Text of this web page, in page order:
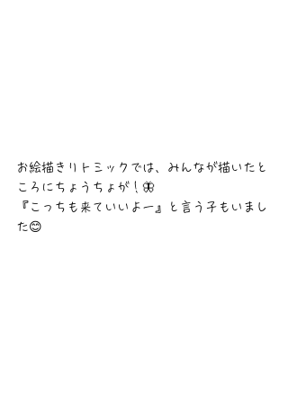
お絵描きリトミックでは、みんなが描いたと
ころにちょうちょが！🦋
『こっちも来ていいよー』と言う子もいまし
た😊